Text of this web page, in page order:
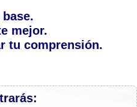
mejor.
tu comprensión.